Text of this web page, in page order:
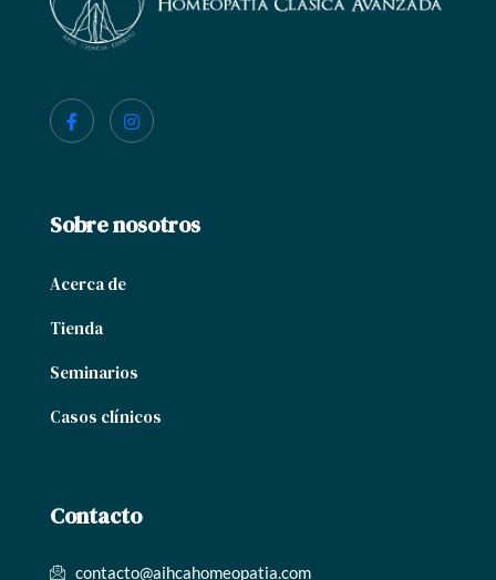
Sobre nosotros
Acerca de
Tienda
Seminarios
Casos clínicos
Contacto
contacto@aihcahomeopatia.com